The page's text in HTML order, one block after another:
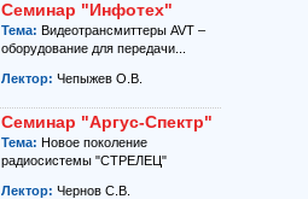
Семинар "Инфотех"
Тема: Видеотрансмиттеры AVT –
оборудование для передачи...
Лектор: Чепыжев О.В.
Семинар "Аргус-Спектр"
Тема: Новое поколение
радиосистемы "СТРЕЛЕЦ"
Лектор: Чернов С.В.